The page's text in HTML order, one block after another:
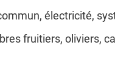
électricité,
fruitiers, oliviers,